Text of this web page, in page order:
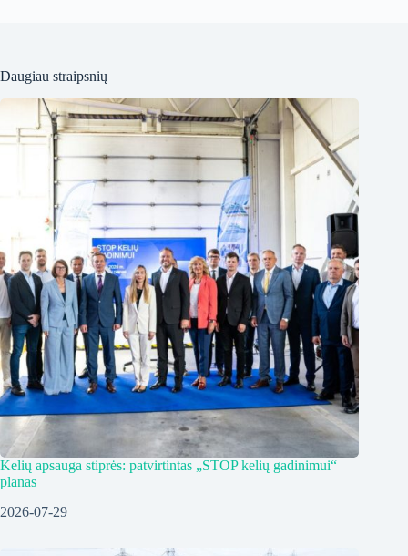
Daugiau straipsnių
Kelių apsauga stiprės: patvirtintas „STOP kelių gadinimui“
planas
2026-07-29